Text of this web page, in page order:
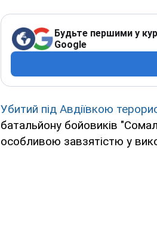
Будьте першими у
Google
Убитий під Авдіївкою
батальйону бойовиків
особливою завзятістю у